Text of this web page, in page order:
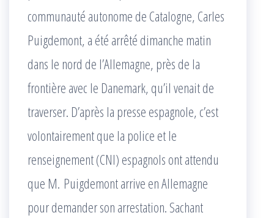
communauté autonome de Catalogne, Carles
Puigdemont, a été arrêté dimanche matin
dans le nord de l’Allemagne, près de la
frontière avec le Danemark, qu’il venait de
traverser. D’après la presse espagnole, c’est
volontairement que la police et le
renseignement (CNI) espagnols ont attendu
que M. Puigdemont arrive en Allemagne
pour demander son arrestation. Sachant